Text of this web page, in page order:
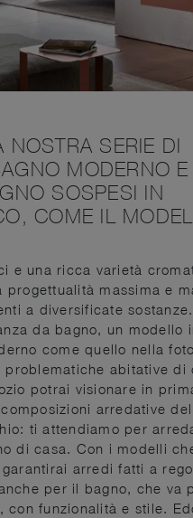
NOSTRA SERIE DI
MODERNO E
SOSPESI IN
COME IL
e una ricca varietà
progettualità massima e
a diversificate
da bagno, un modello
come quello nella
problematiche abitative di
potrai visionare in
arredative
ti attendiamo per
di casa. Con i modelli
arredi fatti a
per il bagno, che va
con funzionalità e stile.